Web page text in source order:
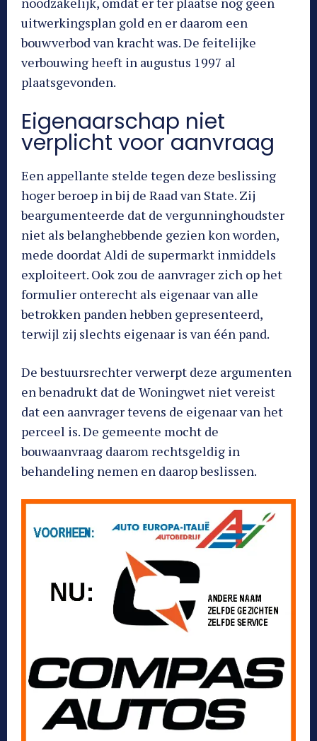
uitwerkingsplan gold en er daarom een
bouwverbod van kracht was. De feitelijke
verbouwing heeft in augustus 1997 al
plaatsgevonden.
Eigenaarschap niet
verplicht voor aanvraag
Een appellante stelde tegen deze beslissing
hoger beroep in bij de Raad van State. Zij
beargumenteerde dat de vergunninghoudster
niet als belanghebbende gezien kon worden,
mede doordat Aldi de supermarkt inmiddels
exploiteert. Ook zou de aanvrager zich op het
formulier onterecht als eigenaar van alle
betrokken panden hebben gepresenteerd,
terwijl zij slechts eigenaar is van één pand.
De bestuursrechter verwerpt deze argumenten
en benadrukt dat de Woningwet niet vereist
dat een aanvrager tevens de eigenaar van het
perceel is. De gemeente mocht de
bouwaanvraag daarom rechtsgeldig in
behandeling nemen en daarop beslissen.